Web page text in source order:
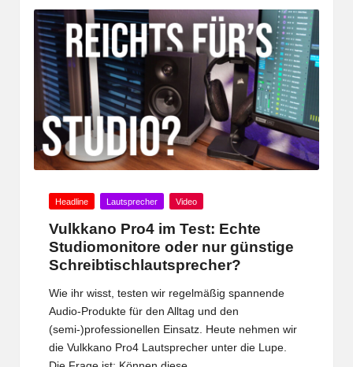
Posted
Headline Lautsprecher Video
Vulkkano Pro4 im Test: Echte
Studiomonitore oder nur günstige
Schreibtischlautsprecher?
Wie ihr wisst, testen wir regelmäßig spannende
Audio-Produkte für den Alltag und den
(semi-)professionellen Einsatz. Heute nehmen wir
die Vulkkano Pro4 Lautsprecher unter die Lupe.